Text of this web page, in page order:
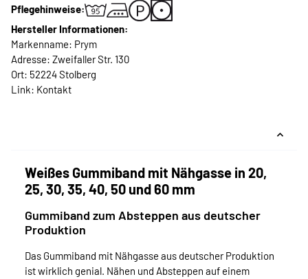
Pflegehinweise:
Hersteller Informationen:
Markenname: Prym
Adresse: Zweifaller Str. 130
Ort: 52224 Stolberg
Link: Kontakt
Weißes Gummiband mit Nähgasse in 20,
25, 30, 35, 40, 50 und 60 mm
Gummiband zum Absteppen aus deutscher
Produktion
Das Gummiband mit Nähgasse aus deutscher Produktion
ist wirklich genial. Nähen und Absteppen auf einem